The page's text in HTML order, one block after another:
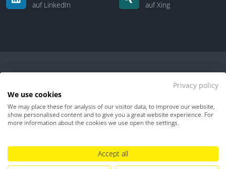
auf LinkedIn
auf Xing
Kontakt | Über uns
Impressum
Hinweisgebersystem
Umgang mit KI
Privacy policy
We use cookies
We may place these for analysis of our visitor data, to improve our website,
show personalised content and to give you a great website experience. For
more information about the cookies we use open the settings.
Accept all